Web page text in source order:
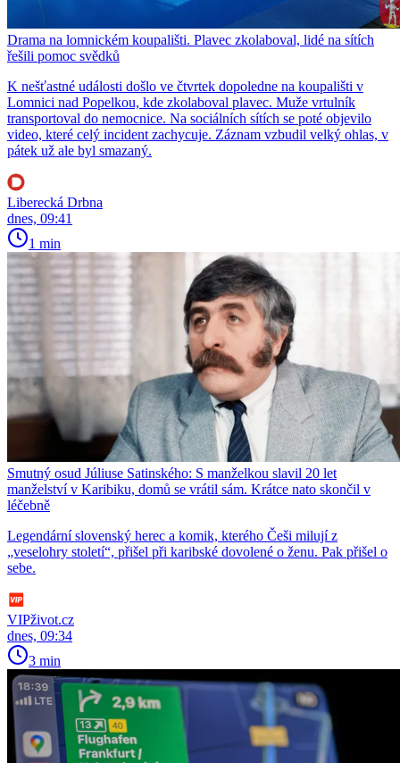
Drama na lomnickém koupališti. Plavec zkolaboval, lidé na sítích
řešili pomoc svědků
K nešťastné události došlo ve čtvrtek dopoledne na koupališti v
Lomnici nad Popelkou, kde zkolaboval plavec. Muže vrtulník
transportoval do nemocnice. Na sociálních sítích se poté objevilo
video, které celý incident zachycuje. Záznam vzbudil velký ohlas, v
pátek už ale byl smazaný.
Liberecká Drbna
dnes, 09:41
1 min
Smutný osud Júliuse Satinského: S manželkou slavil 20 let
manželství v Karibiku, domů se vrátil sám. Krátce nato skončil v
léčebně
Legendární slovenský herec a komik, kterého Češi milují z
„veselohry století“, přišel při karibské dovolené o ženu. Pak přišel o
sebe.
VIPživot.cz
dnes, 09:34
3 min